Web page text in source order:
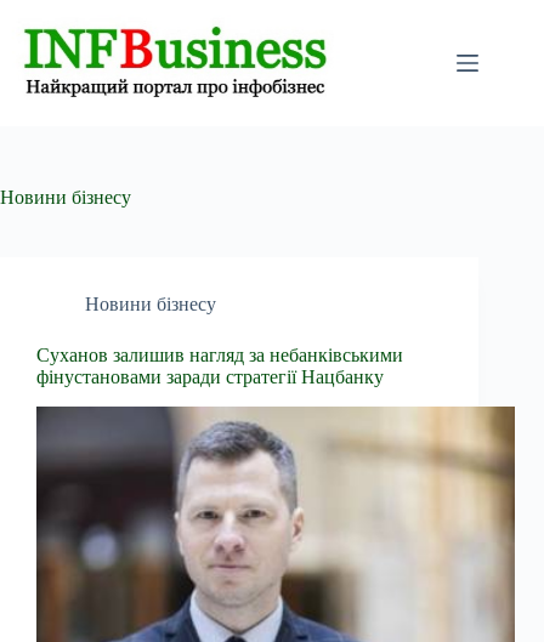
Новини бізнесу
Новини бізнесу
Суханов залишив нагляд за небанківськими
фінустановами заради стратегії Нацбанку